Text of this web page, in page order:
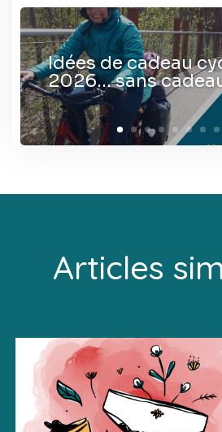
Idées de cadeau
2026… sans
Articles